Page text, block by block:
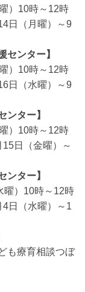
）10時～12時
日（月曜）～9
センター】
）10時～12時
日（水曜）～9
ンター】
）10時～12時
日（金曜）～
ンター】
曜）10時～12時
日（水曜）～1
も療育相談つぼ